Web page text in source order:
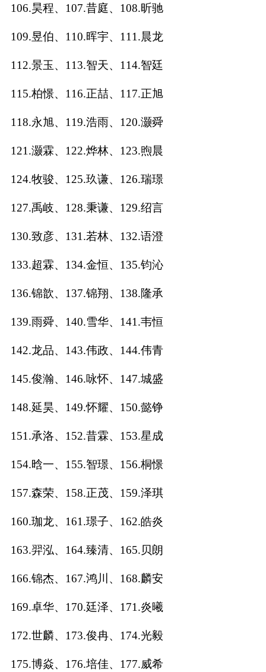
106.昊程、107.昔庭、108.昕驰
109.昱伯、110.晖宇、111.晨龙
112.景玉、113.智天、114.智廷
115.柏憬、116.正喆、117.正旭
118.永旭、119.浩雨、120.灏舜
121.灏霖、122.烨林、123.煦晨
124.牧骏、125.玖谦、126.瑞璟
127.禹岐、128.秉谦、129.绍言
130.致彦、131.若林、132.语澄
133.超霖、134.金恒、135.钧沁
136.锦歆、137.锦翔、138.隆承
139.雨舜、140.雪华、141.韦恒
142.龙品、143.伟政、144.伟青
145.俊瀚、146.咏怀、147.城盛
148.延昊、149.怀耀、150.懿铮
151.承洛、152.昔霖、153.星成
154.晗一、155.智璟、156.桐憬
157.森荣、158.正茂、159.泽琪
160.珈龙、161.璟子、162.皓炎
163.羿泓、164.臻清、165.贝朗
166.锦杰、167.鸿川、168.麟安
169.卓华、170.廷泽、171.炎曦
172.世麟、173.俊冉、174.光毅
175.博焱、176.培佳、177.威希